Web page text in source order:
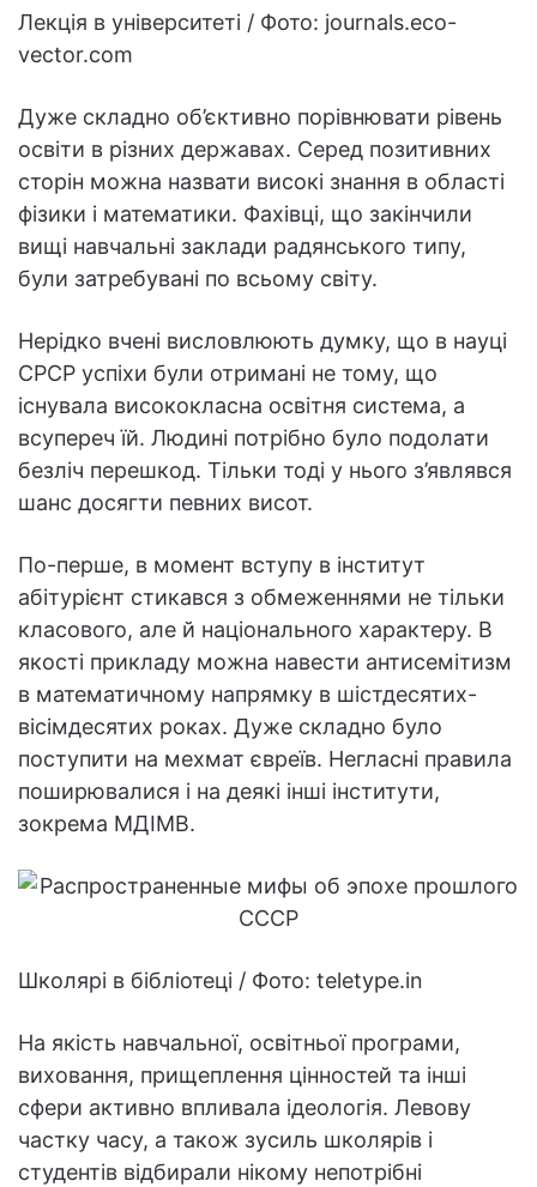
Лекція в університеті / Фото: journals.eco-
vector.com
Дуже складно об’єктивно порівнювати рівень
освіти в різних державах. Серед позитивних
сторін можна назвати високі знання в області
фізики і математики. Фахівці, що закінчили
вищі навчальні заклади радянського типу,
були затребувані по всьому світу.
Нерідко вчені висловлюють думку, що в науці
СРСР успіхи були отримані не тому, що
існувала висококласна освітня система, а
всупереч їй. Людині потрібно було подолати
безліч перешкод. Тільки тоді у нього з’являвся
шанс досягти певних висот.
По-перше, в момент вступу в інститут
абітурієнт стикався з обмеженнями не тільки
класового, але й національного характеру. В
якості прикладу можна навести антисемітизм
в математичному напрямку в шістдесятих-
вісімдесятих роках. Дуже складно було
поступити на мехмат євреїв. Негласні правила
поширювалися і на деякі інші інститути,
зокрема МДІМВ.
Школярі в бібліотеці / Фото: teletype.in
На якість навчальної, освітньої програми,
виховання, прищеплення цінностей та інші
сфери активно впливала ідеологія. Левову
частку часу, а також зусиль школярів і
студентів відбирали нікому непотрібні